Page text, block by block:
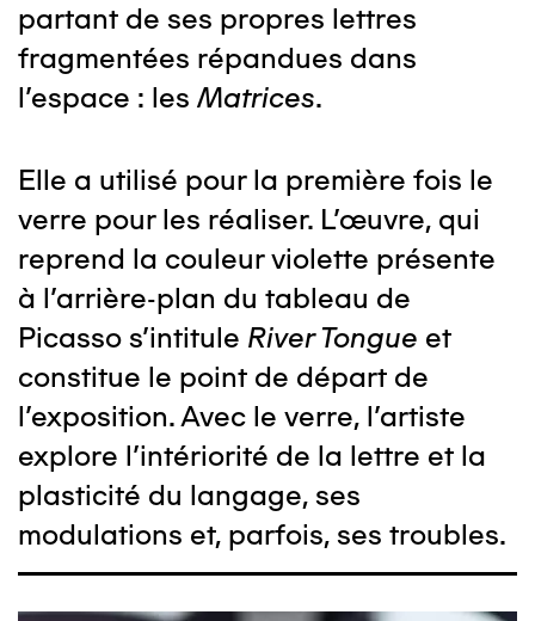
partant de ses propres lettres
fragmentées répandues dans
l’espace : les Matrices.
Elle a utilisé pour la première fois le
verre pour les réaliser. L’œuvre, qui
reprend la couleur violette présente
à l’arrière-plan du tableau de
Picasso s’intitule River Tongue et
constitue le point de départ de
l’exposition. Avec le verre, l’artiste
explore l’intériorité de la lettre et la
plasticité du langage, ses
modulations et, parfois, ses troubles.